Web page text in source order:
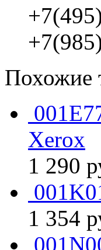
Похожие
Xerox
1 290
1 354